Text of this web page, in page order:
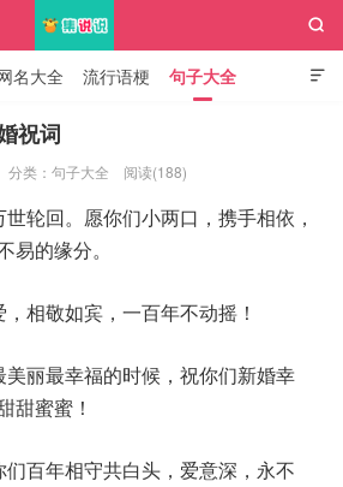

名大全 流行语梗 句子大全

祝词
分类： 句子大全 阅读(188)
轮回。愿你们小两口，携手相依，
易的缘分。
相敬如宾，一百年不动摇！
丽最幸福的时候，祝你们新婚幸
甜蜜蜜！
百年相守共白头，爱意深，永不